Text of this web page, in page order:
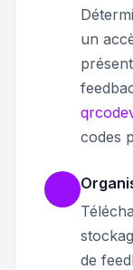
un
codes
de